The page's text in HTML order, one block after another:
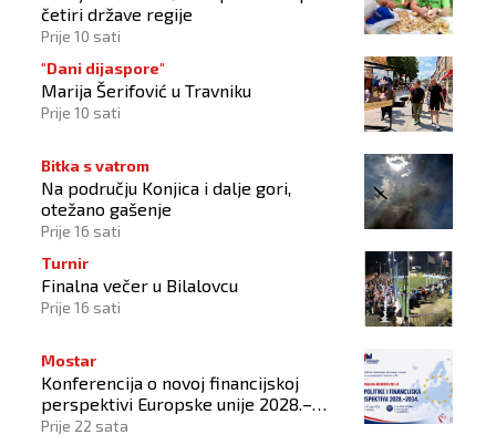
četiri države regije
Prije 10 sati
"Dani dijaspore"
Marija Šerifović u Travniku
Prije 10 sati
Bitka s vatrom
Na području Konjica i dalje gori,
otežano gašenje
Prije 16 sati
Turnir
Finalna večer u Bilalovcu
Prije 16 sati
Mostar
Konferencija o novoj financijskoj
perspektivi Europske unije 2028.–
2034.
Prije 22 sata